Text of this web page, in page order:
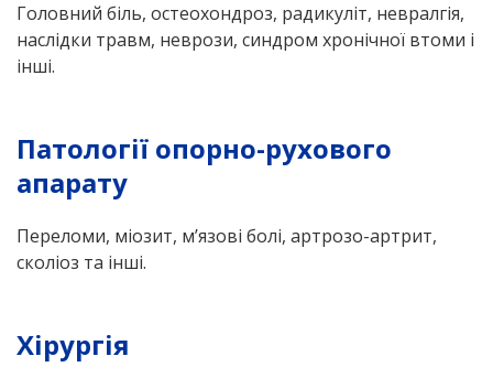
Головний біль, остеохондроз, радикуліт, невралгія,
наслідки травм, неврози, синдром хронічної втоми і
інші.
Патології опорно-рухового
апарату
Переломи, міозит, м’язові болі, артрозо-артрит,
сколіоз та інші.
Хірургія